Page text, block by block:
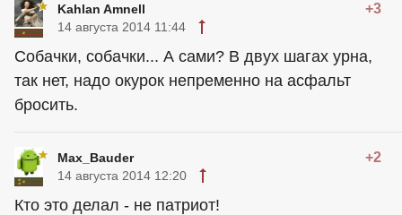
Kahlan Amnell +3
14 августа 2014 11:44
Собачки, собачки... А сами? В двух шагах урна,
так нет, надо окурок непременно на асфальт
бросить.
Max_Bauder +2
14 августа 2014 12:20
Кто это делал - не патриот!